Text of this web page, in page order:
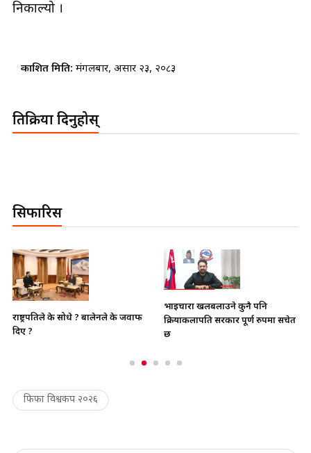
निकाल्यो ।
प्रकाशित मिति: मंगलबार, असार २३, २०८३
प्रतिक्रिया दिनुहोस्
सिफारिस
राष्ट्रपतिले के सोधे ? बालेनले के जवाफ
दिए ?
भाइचारा खलबलाउने कुनै पनि
क्रियाकलापप्रति सरकार पूर्ण रुपमा सचेत
छ
फिफा विश्वकप २०२६